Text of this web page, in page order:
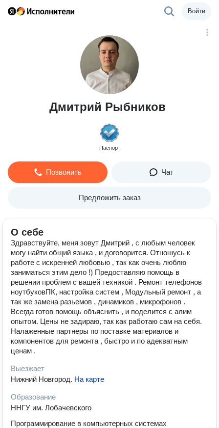
Войти
Дмитрий Рыбников
Паспорт
Позвонить Чат
Предложить заказ
О себе
Здравствуйте, меня зовут Дмитрий , с любым человек
могу найти общий языка , и договорится. Отношусь к
работе с искренней любовью , так как очень люблю
заниматься этим дело !) Предоставляю помощь в
решении проблем с вашей техникой . Ремонт телефонов
ноутбуковПК, настройка систем , Модульный ремонт , а
так же замена разьемов , динамиков , микрофонов .
Всегда готов помощь объяснить , и поделится с алим
опытом. Цены не задираю, так как работаю сам на себя.
Налаженные партнеры по поставке материалов и
компонентов для ремонта , быстро и по адекватным
ценам .
Выезжает
Нижний Новгород. На карте
Образование
ННГУ им. Лобачевского
Программирование в компьютерных системах